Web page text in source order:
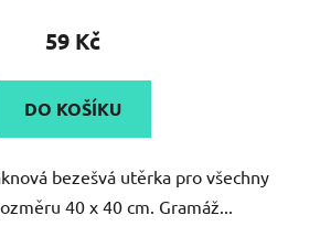
59 Kč
DO KOŠÍKU
bezešvá utěrka pro všechny
40 x 40 cm. Gramáž...